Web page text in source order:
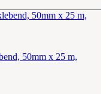
50mm x 25 m,